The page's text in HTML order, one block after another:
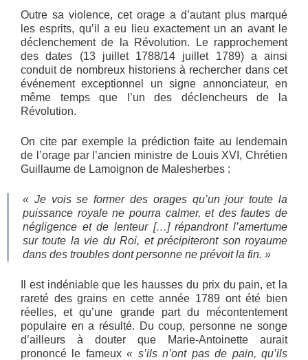
Outre sa violence, cet orage a d’autant plus marqué
les esprits, qu’il a eu lieu exactement un an avant le
déclenchement de la Révolution. Le rapprochement
des dates (13 juillet 1788/14 juillet 1789) a ainsi
conduit de nombreux historiens à rechercher dans cet
événement exceptionnel un signe annonciateur, en
même temps que l’un des déclencheurs de la
Révolution.
On cite par exemple la prédiction faite au lendemain
de l’orage par l’ancien ministre de Louis XVI, Chrétien
Guillaume de Lamoignon de Malesherbes :
« Je vois se former des orages qu’un jour toute la
puissance royale ne pourra calmer, et des fautes de
négligence et de lenteur […] répandront l’amertume
sur toute la vie du Roi, et précipiteront son royaume
dans des troubles dont personne ne prévoit la fin. »
Il est indéniable que les hausses du prix du pain, et la
rareté des grains en cette année 1789 ont été bien
réelles, et qu’une grande part du mécontentement
populaire en a résulté. Du coup, personne ne songe
d’ailleurs à douter que Marie-Antoinette aurait
prononcé le fameux« s’ils n’ont pas de pain, qu’ils